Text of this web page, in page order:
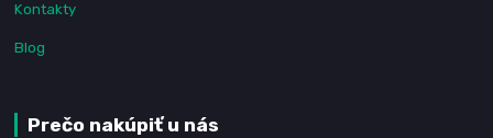
Kontakty
Blog
Prečo nakúpiť u nás